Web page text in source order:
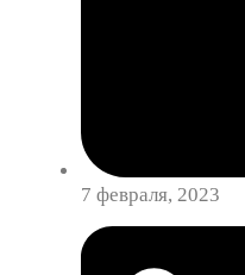
7 февраля, 2023